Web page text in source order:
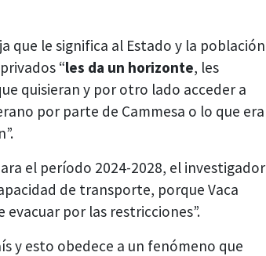
que le significa al Estado y la población
“les da un horizonte, les
quisieran y por otro lado acceder a
por parte de Cammesa o lo que era
el período 2024-2028, el investigador
de transporte, porque Vaca
por las restricciones”.
y esto obedece a un fenómeno que